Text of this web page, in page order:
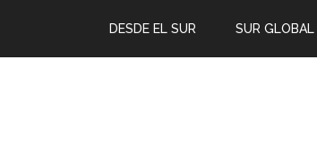
DESDE EL SUR SUR GLOBAL